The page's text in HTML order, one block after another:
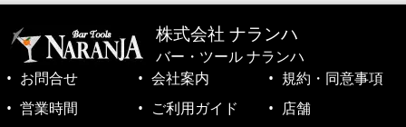
株式会社 ナランハ
バー・ツール ナランハ
お問合せ
会社案内
規約・同意事項
営業時間
ご利用ガイド 店舗